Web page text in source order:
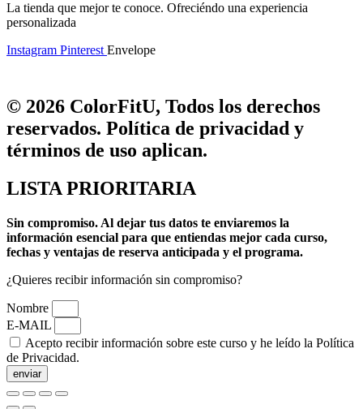
La tienda que mejor te conoce. Ofreciéndo una experiencia
personalizada
Instagram Pinterest Envelope
© 2026 ColorFitU, Todos los derechos
reservados. Política de privacidad y
términos de uso aplican.
LISTA PRIORITARIA
Sin compromiso. Al dejar tus datos te enviaremos la
información esencial para que entiendas mejor cada curso,
fechas y ventajas de reserva anticipada y el programa.
¿Quieres recibir información sin compromiso?
Nombre
E-MAIL
Acepto recibir información sobre este curso y he leído la Política
de Privacidad.
enviar